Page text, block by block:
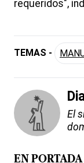
requeridos",
TEMAS -
El
EN PORTADA